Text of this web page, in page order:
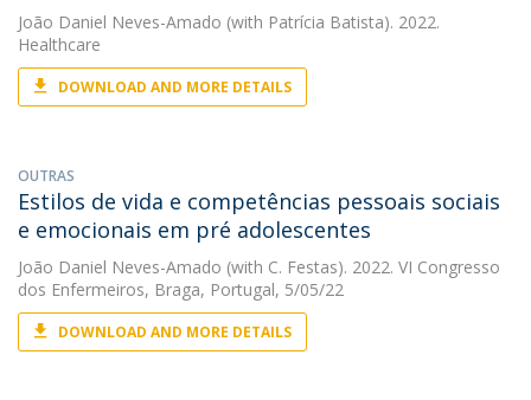
João Daniel Neves-Amado (with Patrícia Batista). 2022.
Healthcare
DOWNLOAD AND MORE DETAILS
OUTRAS
Estilos de vida e competências pessoais sociais
e emocionais em pré adolescentes
João Daniel Neves-Amado (with C. Festas). 2022. VI Congresso
dos Enfermeiros, Braga, Portugal, 5/05/22
DOWNLOAD AND MORE DETAILS